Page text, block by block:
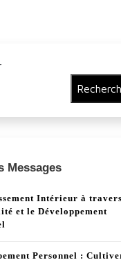
Messages
Intérieur à
et le Développement
Personnel :